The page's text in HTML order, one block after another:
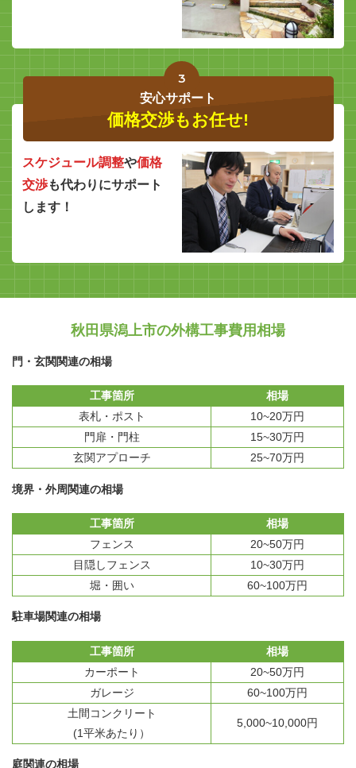
3
安心サポート
価格交渉もお任せ!
スケジュール調整や価格
交渉も代わりにサポート
します！
秋田県潟上市の外構工事費用相場
門・玄関関連の相場
工事箇所
相場
表札・ポスト
10~20万円
門扉・門柱
15~30万円
玄関アプローチ
25~70万円
境界・外周関連の相場
工事箇所
相場
フェンス
20~50万円
目隠しフェンス
10~30万円
堀・囲い
60~100万円
駐車場関連の相場
工事箇所
相場
カーポート
20~50万円
ガレージ
60~100万円
土間コンクリート
(1平米あたり）
5,000~10,000円
庭関連の相場